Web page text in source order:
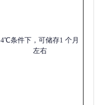
4℃条件下，可储存1 个月
左右